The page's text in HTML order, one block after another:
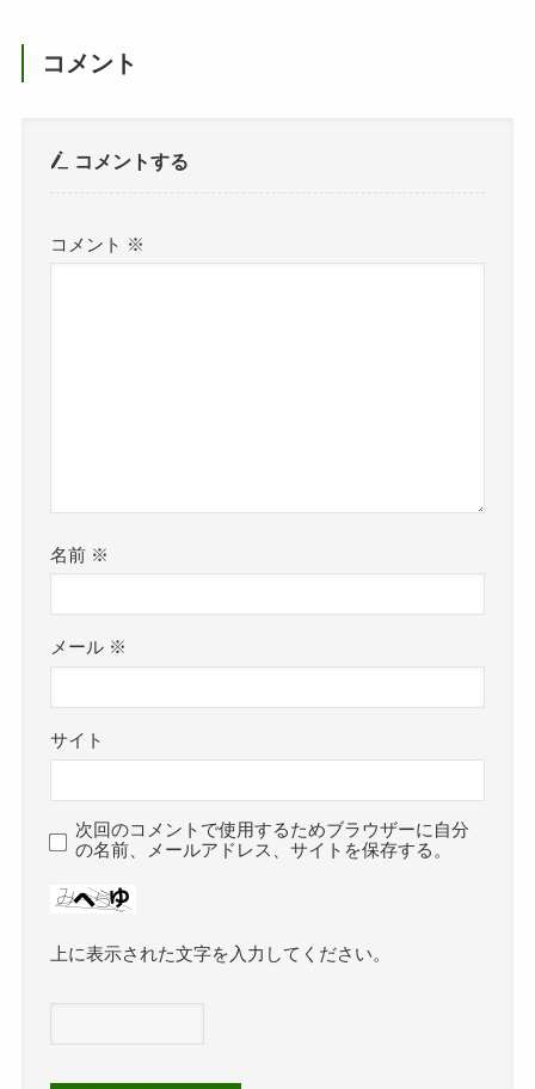
コメント
コメントする
コメント ※
名前 ※
メール ※
サイト
次回のコメントで使用するためブラウザーに自分
の名前、メールアドレス、サイトを保存する。
上に表示された文字を入力してください。